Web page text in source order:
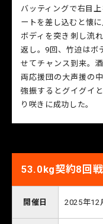
バッティングで右目
ートを差し込むと懐
ボディを突き刺し流
返し。9回、竹迫はボ
せてチャンス到来。
両応援団の大声援の
強振するとグイグイ
り咲きに成功した。
53.0kg契約8回戦
開催日 2025年12